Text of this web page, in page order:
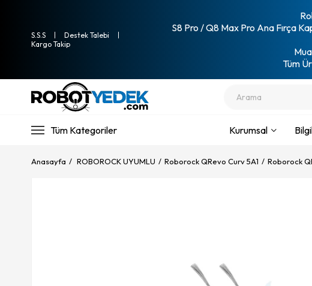
S.S.S
Destek Talebi
Kargo Takip
S8 Pro / Q8 Max Pro Ana Fırça
Tüm
Tüm Kategoriler Kurumsal
Anasayfa ROBOROCK UYUMLU Roborock QRevo Curv 5A1 Roborock